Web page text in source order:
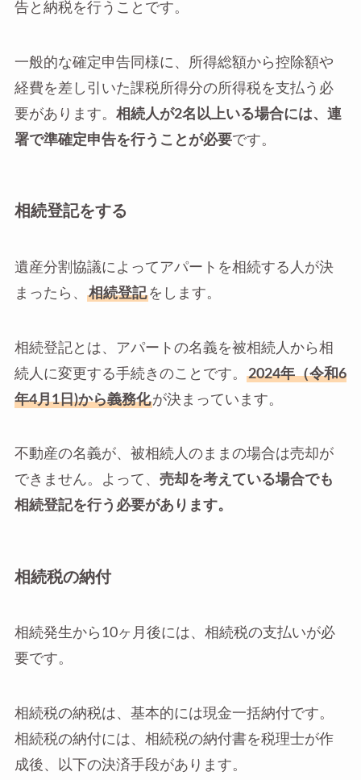
告と納税を行うことです。
一般的な確定申告同様に、所得総額から控除額や
経費を差し引いた課税所得分の所得税を支払う必
要があります。 相続人が2名以上いる場合には、連
署で準確定申告を行うことが必要です。
相続登記をする
遺産分割協議によってアパートを相続する人が決
まったら、
相続登記をします。
相続登記とは、アパートの名義を被相続人から相
続人に変更する手続きのことです。
2024年（令和6
年4月1日)から義務化が決まっています。
不動産の名義が、被相続人のままの場合は売却が
できません。よって、 売却を考えている場合でも
相続登記を行う必要があります。
相続税の納付
相続発生から10ヶ月後には、相続税の支払いが必
要です。
相続税の納税は、基本的には現金一括納付です。
相続税の納付には、相続税の納付書を税理士が作
成後、以下の決済手段があります。